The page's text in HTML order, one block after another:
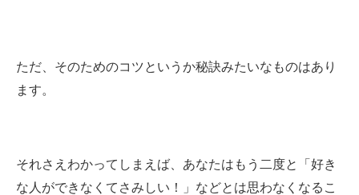
ただ、そのためのコツというか秘訣みたいなものはあり
ます。
それさえわかってしまえば、あなたはもう二度と「好き
な人ができなくてさみしい！」などとは思わなくなるこ